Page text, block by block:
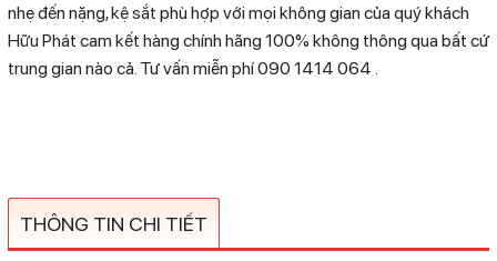
nhẹ đến nặng, kệ sắt phù hợp với mọi không gian của quý khách
Hữu Phát cam kết hàng chính hãng 100% không thông qua bất cứ
trung gian nào cả. Tư vấn miễn phí 090 1414 064 .
THÔNG TIN CHI TIẾT